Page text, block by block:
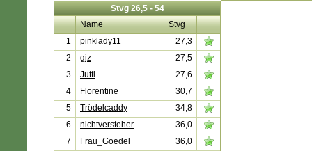
Stvg 26,5 - 54
Name
Stvg
1
pinklady11
27,3
2
gjz
27,5
3
Jutti
27,6
4
Florentine
30,7
5
Trödelcaddy
34,8
6
nichtversteher
36,0
7
Frau_Goedel
36,0